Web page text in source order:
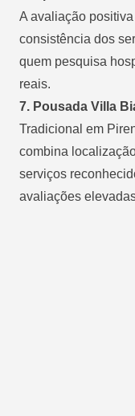
A avaliação
consistência dos
quem pesquisa
reais.
7. Pousada Villa
Tradicional em
combina
serviços
avaliações